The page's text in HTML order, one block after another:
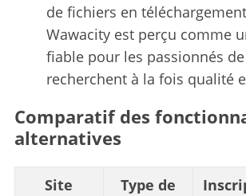
de fichiers en
Wawacity est perçu comme
fiable pour les passionnés
recherchent à la fois qualité
Comparatif des
alternatives
Site
Type de